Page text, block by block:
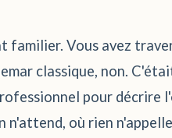
Vous avez
classique, non.
pour décrire
où rien